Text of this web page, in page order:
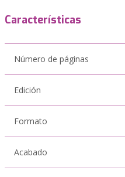
Características
Número de páginas
Edición
Formato
Acabado